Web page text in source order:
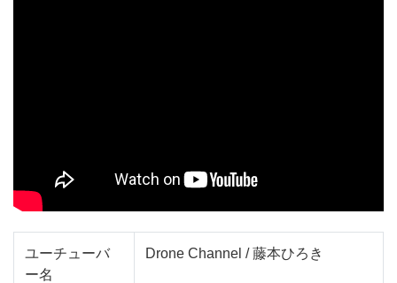
ユーチューバ
ー名
Drone Channel / 藤本ひろき